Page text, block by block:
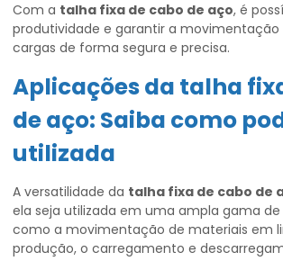
Com a talha fixa de cabo de aço, é
produtividade e garantir a
cargas de forma segura e precisa.
Aplicações da talha
de aço: Saiba como
utilizada
A versatilidade da talha fixa de cabo de
ela seja utilizada em uma ampla gama
como a movimentação de materiais em
produção, o carregamento e